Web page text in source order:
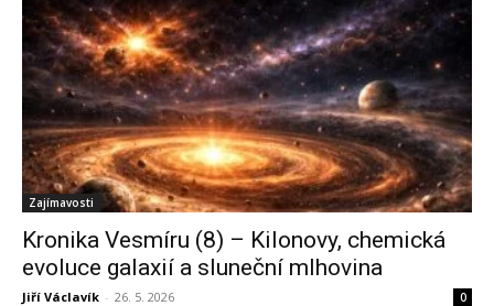
Zajímavosti
Kronika Vesmíru (8) – Kilonovy, chemická
evoluce galaxií a sluneční mlhovina
Jiří Václavík - 26. 5. 2026 0